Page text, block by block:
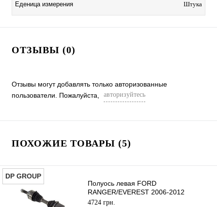
Еденица измерения Штука
ОТЗЫВЫ (0)
Отзывы могут добавлять только авторизованные
пользователи. Пожалуйста,
авторизуйтесь
ПОХОЖИЕ ТОВАРЫ (5)
DP GROUP
Полуось левая FORD
RANGER/EVEREST 2006-2012
(28X28) DP GROUP
4724 грн.